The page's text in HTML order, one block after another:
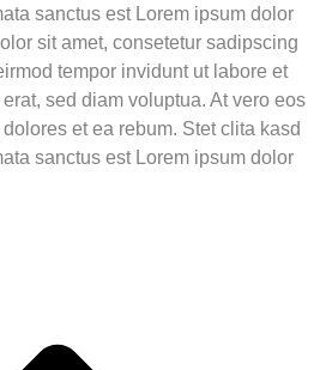
sanctus est Lorem ipsum dolor
sit amet, consetetur sadipscing
tempor invidunt ut labore et
sed diam voluptua. At vero eos
et ea rebum. Stet clita kasd
sanctus est Lorem ipsum dolor